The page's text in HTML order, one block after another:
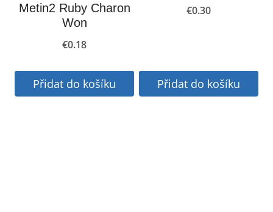
Metin2 Ruby Charon
Won
€0.18
Přidat do košíku
€0.30
Přidat do košíku